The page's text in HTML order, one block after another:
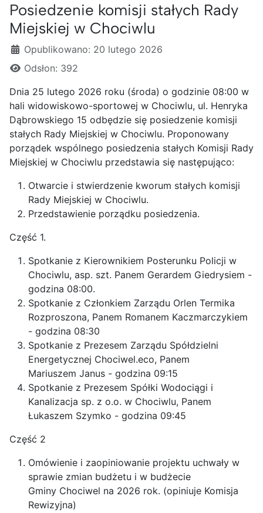
Posiedzenie komisji stałych Rady
Miejskiej w Chociwlu
Szczegóły
Opublikowano: 20 lutego 2026
Odsłon: 392
Dnia 25 lutego 2026 roku (środa) o godzinie 08:00 w
hali widowiskowo-sportowej w Chociwlu, ul. Henryka
Dąbrowskiego 15 odbędzie się posiedzenie komisji
stałych Rady Miejskiej w Chociwlu. Proponowany
porządek wspólnego posiedzenia stałych Komisji Rady
Miejskiej w Chociwlu przedstawia się następująco:
Otwarcie i stwierdzenie kworum stałych komisji
Rady Miejskiej w Chociwlu.
Przedstawienie porządku posiedzenia.
Część 1.
Spotkanie z Kierownikiem Posterunku Policji w
Chociwlu, asp. szt. Panem Gerardem Giedrysiem -
godzina 08:00.
Spotkanie z Członkiem Zarządu Orlen Termika
Rozproszona, Panem Romanem Kaczmarczykiem
- godzina 08:30
Spotkanie z Prezesem Zarządu Spółdzielni
Energetycznej Chociwel.eco, Panem
Mariuszem Janus - godzina 09:15
Spotkanie z Prezesem Spółki Wodociągi i
Kanalizacja sp. z o.o. w Chociwlu, Panem
Łukaszem Szymko - godzina 09:45
Część 2
Omówienie i zaopiniowanie projektu uchwały w
sprawie zmian budżetu i w budżecie
Gminy Chociwel na 2026 rok. (opiniuje Komisja
Rewizyjna)